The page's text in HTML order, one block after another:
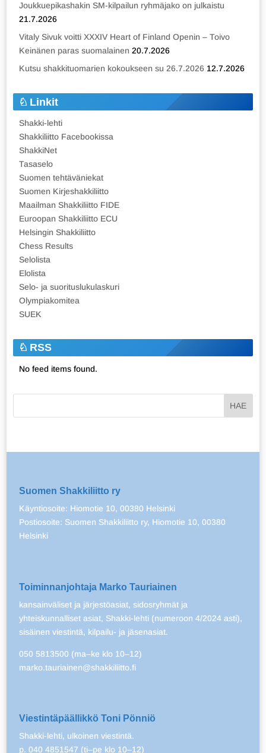
Joukkuepikashakin SM-kilpailun ryhmäjako on julkaistu
21.7.2026
Vitaly Sivuk voitti XXXIV Heart of Finland Openin – Toivo
Keinänen paras suomalainen 20.7.2026
Kutsu shakkituomarien kokoukseen su 26.7.2026 12.7.2026
Linkit
Shakki-lehti
Shakkiliitto Facebookissa
ShakkiNet
Tasaselo
Suomen tehtäväniekat
Suomen Kirjeshakkiliitto
Maailman Shakkiliitto FIDE
Euroopan Shakkiliitto ECU
Helsingin Shakkiliitto
Chess Results
Selolista
Elolista
Selo- ja suorituslukulaskuri
Olympiakomitea
SUEK
RSS
No feed items found.
Suomen Shakkiliitto ry
Käyntiosoite: Hiomotie 10, 00380 Helsinki
Postiosoite: Suomen Shakkiliitto ry, Hiomotie 10, 00380
Helsinki
Toiminnanjohtaja Marko Tauriainen
kansainväliset ja järjestöasiat, sidosryhmät ja
yhteiskunnalliset asiat, Shakki-lehti (numeroon 4/2024 asti),
sisäinen viestintä, kilpailu- ja jäsenasiat.
050 5813500 (ma–ke klo 10–12)
marko.tauriainen@shakkiliitto.fi
Viestintäpäällikkö Toni Pönniö
Shakki-lehti, ulkoinen viestintä.
p. 040 4851547 (ti–pe klo 10–12)